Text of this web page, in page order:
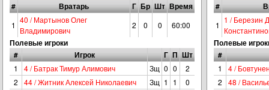
#
Вратарь Г Бр Шт Время
1
40 / Мартынов Олег
Владимирович
2 0 0 60:00
Полевые игроки
#
Игрок Г П Шт
1 4 / Батрак Тимур Алимович Зщ 0 0
2
2
44 / Житник Алексей Николаевич Зщ 1 1
0
#
1
1 / Березин
Полевые
#
1
4 /
2
48 /